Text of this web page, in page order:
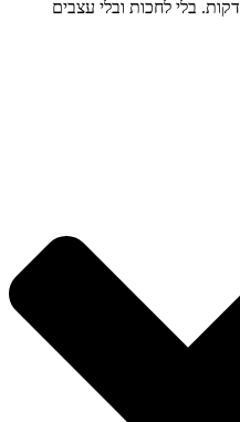
זמן תגובה מהיר – נגיע אליכם תוך 30 דקות. בלי לחכות ובלי עצבים